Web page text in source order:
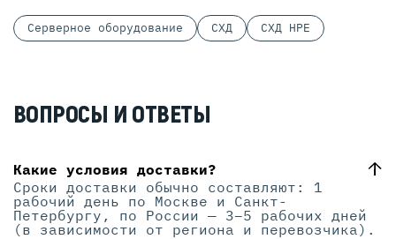
Серверное оборудование СХД СХД HPE
ВОПРОСЫ И ОТВЕТЫ
Какие условия доставки?
Сроки доставки обычно составляют: 1
рабочий день по Москве и Санкт-
Петербургу, по России — 3–5 рабочих дней
(в зависимости от региона и перевозчика).